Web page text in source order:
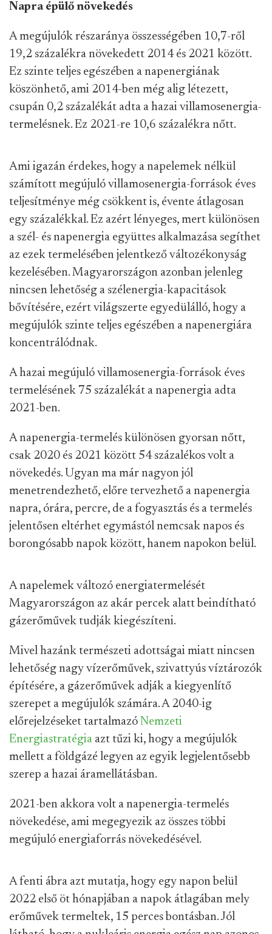
Napra épülő növekedés
A megújulók részaránya összességében 10,7-ről
19,2 százalékra növekedett 2014 és 2021 között.
Ez szinte teljes egészében a napenergiának
köszönhető, ami 2014-ben még alig létezett,
csupán 0,2 százalékát adta a hazai villamosenergia-
termelésnek. Ez 2021-re 10,6 százalékra nőtt.
Ami igazán érdekes, hogy a napelemek nélkül
számított megújuló villamosenergia-források éves
teljesítménye még csökkent is, évente átlagosan
egy százalékkal. Ez azért lényeges, mert különösen
a szél- és napenergia együttes alkalmazása segíthet
az ezek termelésében jelentkező változékonyság
kezelésében. Magyarországon azonban jelenleg
nincsen lehetőség a szélenergia-kapacitások
bővítésére, ezért világszerte egyedülálló, hogy a
megújulók szinte teljes egészében a napenergiára
koncentrálódnak.
A hazai megújuló villamosenergia-források éves
termelésének 75 százalékát a napenergia adta
2021-ben.
A napenergia-termelés különösen gyorsan nőtt,
csak 2020 és 2021 között 54 százalékos volt a
növekedés. Ugyan ma már nagyon jól
menetrendezhető, előre tervezhető a napenergia
napra, órára, percre, de a fogyasztás és a termelés
jelentősen eltérhet egymástól nemcsak napos és
borongósabb napok között, hanem napokon belül.
A napelemek változó energiatermelését
Magyarországon az akár percek alatt beindítható
gázerőművek tudják kiegészíteni.
Mivel hazánk természeti adottságai miatt nincsen
lehetőség nagy vízerőművek, szivattyús víztározók
építésére, a gázerőművek adják a kiegyenlítő
szerepet a megújulók számára. A 2040-ig
előrejelzéseket tartalmazó Nemzeti
Energiastratégia azt tűzi ki, hogy a megújulók
mellett a földgázé legyen az egyik legjelentősebb
szerep a hazai áramellátásban.
2021-ben akkora volt a napenergia-termelés
növekedése, ami megegyezik az összes többi
megújuló energiaforrás növekedésével.
A fenti ábra azt mutatja, hogy egy napon belül
2022 első öt hónapjában a napok átlagában mely
erőművek termeltek, 15 perces bontásban. Jól